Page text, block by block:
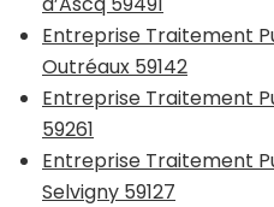
Entreprise Traitement
Outréaux 59142
Entreprise Traitement
59261
Entreprise Traitement
Selvigny 59127